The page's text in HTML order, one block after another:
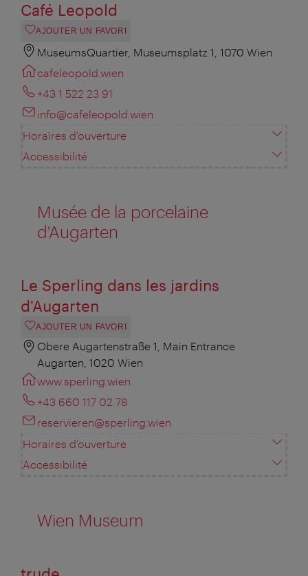
Café Leopold
AJOUTER UN FAVORI
MuseumsQuartier, Museumsplatz 1, 1070 Wien
cafeleopold.wien
+43 1 522 23 91
info@cafeleopold.wien
Horaires d'ouverture
Accessibilité
Musée de la porcelaine
d'Augarten
Le Sperling dans les jardins
d'Augarten
AJOUTER UN FAVORI
Obere Augartenstraße 1, Main Entrance
Augarten, 1020 Wien
www.sperling.wien
+43 660 117 02 78
reservieren@sperling.wien
Horaires d'ouverture
Accessibilité
Wien Museum